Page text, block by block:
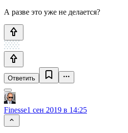
А разве это уже не делается?
Ответить
Finesse1 сен 2019 в 14:25